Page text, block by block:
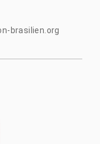
brasilien.org